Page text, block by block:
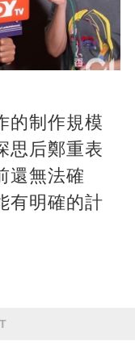
的制作規模
思后鄭重表
還無法確
有明確的計